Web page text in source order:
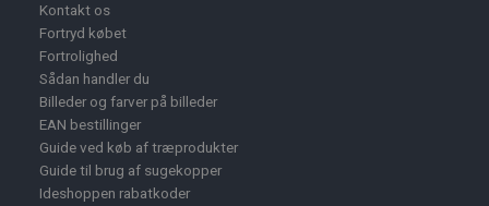
Kontakt os
Fortryd købet
Fortrolighed
Sådan handler du
Billeder og farver på billeder
EAN bestillinger
Guide ved køb af træprodukter
Guide til brug af sugekopper
Ideshoppen rabatkoder